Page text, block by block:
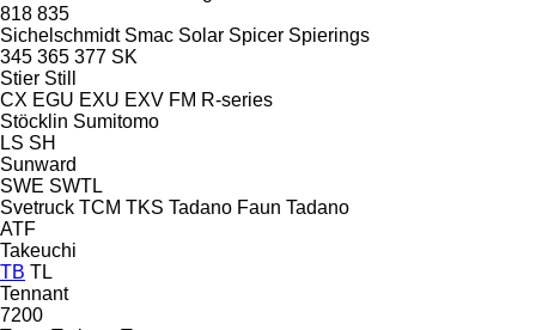
818 835
Sichelschmidt Smac Solar Spicer Spierings
345 365 377 SK
Stier Still
CX EGU EXU EXV FM R-series
Stöcklin Sumitomo
LS SH
Sunward
SWE SWTL
Svetruck TCM TKS Tadano Faun Tadano
ATF
Takeuchi
TB TL
Tennant
7200